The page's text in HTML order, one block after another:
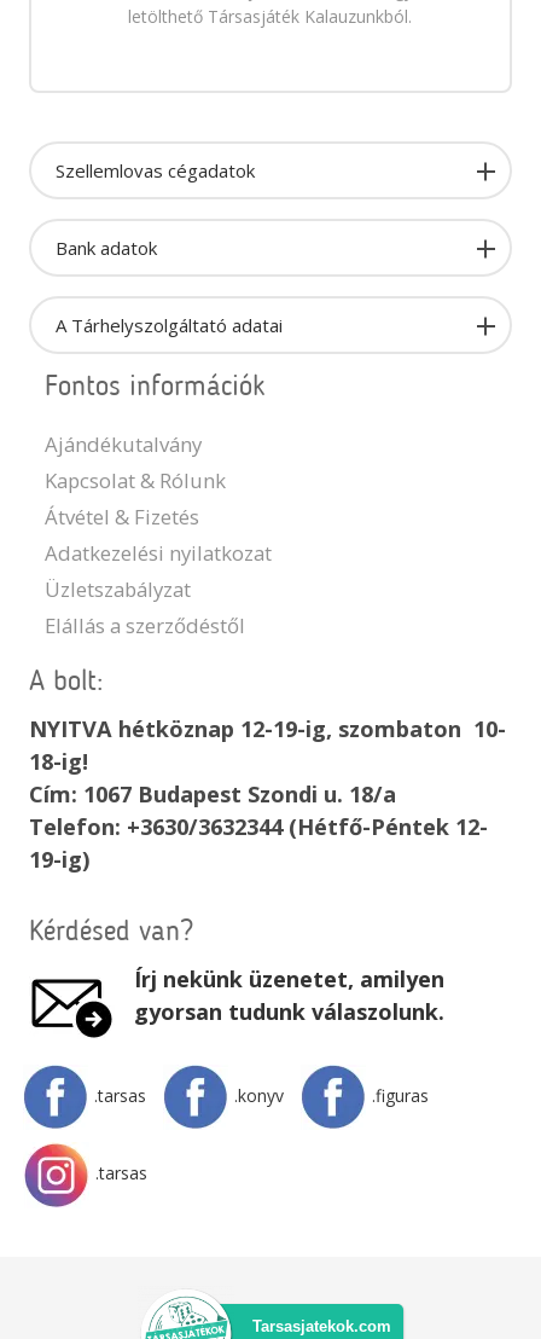
letölthető Társasjáték Kalauzunkból.
Szellemlovas cégadatok
Bank adatok
A Tárhelyszolgáltató adatai
Fontos információk
Ajándékutalvány
Kapcsolat & Rólunk
Átvétel & Fizetés
Adatkezelési nyilatkozat
Üzletszabályzat
Elállás a szerződéstől
A bolt:
NYITVA hétköznap 12-19-ig, szombaton 10-
18-ig!
Cím: 1067 Budapest Szondi u. 18/a
Telefon: +3630/3632344 (Hétfő-Péntek 12-
19-ig)
Kérdésed van?
Írj nekünk üzenetet, amilyen
gyorsan tudunk válaszolunk.
.tarsas .konyv .figuras
.tarsas
Tarsasjatekok.com